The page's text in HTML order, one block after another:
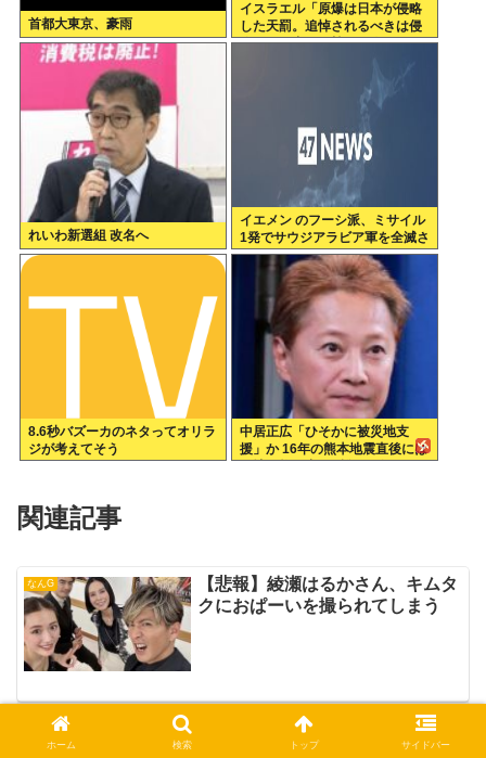
首都大東京、豪雨
イスラエル「原爆は日本が侵略
した天罰。追悼されるべきは侵
略された中国や韓国の人々だよ
れいわ新選組 改名へ
イエメン のフーシ派、ミサイル
1発でサウジアラビア軍を全滅さ
せてしまうww
8.6秒バズーカのネタってオリラ
ジが考えてそう
中居正広「ひそかに被災地支
援」か 16年の熊本地震直後には
関連記事
なんG
【悲報】綾瀬はるかさん、キムタ
クにおぱーいを撮られてしまう
なんG
やらかしたのに何食わぬ顔して復
帰してる有名人で1番ムカつく奴
ホーム 検索 トップ サイドバー